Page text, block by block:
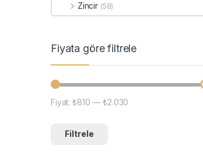
Zincir (58)
Fiyata göre filtrele
En düşük fiyat
En yüksek fiyat
Filtrele
Fiyat:₺810 —₺2.030